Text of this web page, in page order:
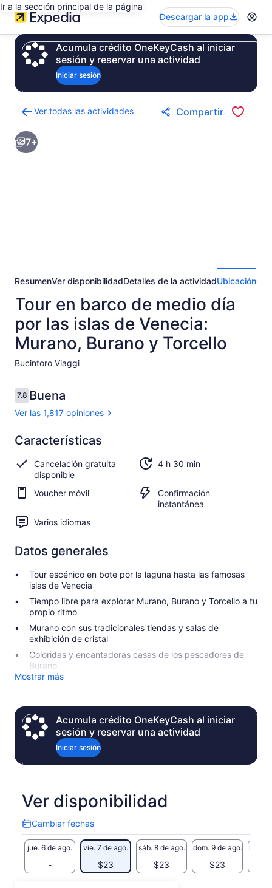
Ir a la sección principal de la página
Descargar la app
Acumula crédito OneKeyCash al iniciar
sesión y reservar una actividad
Iniciar sesión
Ver todas las actividades
a
la
página
Compartir
7+
ResumenVer disponibilidadDetalles de la actividadUbicación
Tour en barco de medio día
por las islas de Venecia:
Murano, Burano y Torcello
Bucintoro Viaggi​
Opiniones
7.87.8 de 10,
Buena
Ver las 1,817 opiniones
7.87.8 de 10
Buena
Ver 1,817
opiniones
Características
Cancelación gratuita
disponible
4 h 30 min
Voucher móvil
Confirmación
instantánea
Varios idiomas
Datos generales
Tour escénico en bote por la laguna hasta las famosas
islas de Venecia
Tiempo libre para explorar Murano, Burano y Torcello a tu
propio ritmo
Murano con sus tradicionales tiendas y salas de
exhibición de cristal
Coloridas y encantadoras casas de los pescadores de
Burano
Mostrar más
Acumula crédito OneKeyCash al iniciar
sesión y reservar una actividad
Iniciar sesión
Ver disponibilidad
Cambiar fechas
Cambiar
fechas
jue. 6 de ago.
-
vie. 7 de ago.
$23
sáb. 8 de ago.
$23
dom. 9 de ago.
$23
lun.